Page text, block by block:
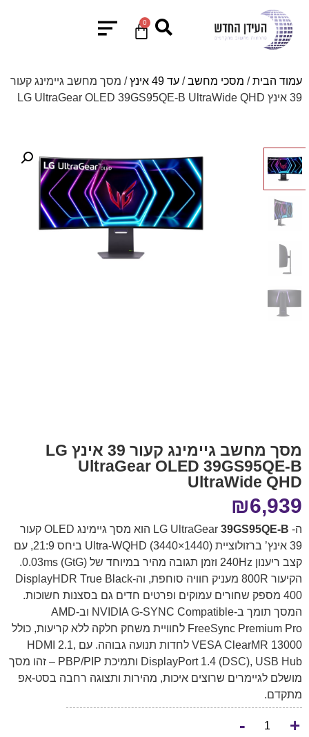
0
עמוד הבית/ מסכי מחשב/ עד 49 אינץ
/ מסך מחשב גיימינג קעור
39 אינץ LG UltraGear OLED 39GS95QE-B UltraWide QHD
מסך מחשב גיימינג קעור 39 אינץ LG
UltraGear OLED 39GS95QE-B
UltraWide QHD
₪6,939
ה- LG UltraGear 39GS95QE-B
הוא מסך גיימינג OLED קעור
39 אינץ’ ברזולוציית Ultra-WQHD (3440×1440) ביחס 21:9, עם
קצב ריענון 240Hz וזמן תגובה מהיר במיוחד של 0.03ms (GtG).
הקיעור 800R מעניק חוויה סוחפת, וה-DisplayHDR True Black
400 מספק שחורים עמוקים ופרטים חדים גם בסצנות חשוכות.
המסך תומך ב-NVIDIA G-SYNC Compatible וב-AMD
FreeSync Premium Pro לחוויית משחק חלקה ללא קריעות, כולל
VESA ClearMR 13000 לחדות תנועה גבוהה. עם HDMI 2.1,
DisplayPort 1.4 (DSC), USB Hub ותמיכת PBP/PIP – זהו מסך
מושלם לגיימרים שרוצים איכות, מהירות ותצוגה רחבה בסט-אפ
מתקדם.
+
-